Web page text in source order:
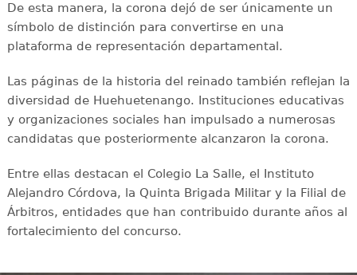
De esta manera, la corona dejó de ser únicamente un
símbolo de distinción para convertirse en una
plataforma de representación departamental.
Las páginas de la historia del reinado también reflejan la
diversidad de Huehuetenango. Instituciones educativas
y organizaciones sociales han impulsado a numerosas
candidatas que posteriormente alcanzaron la corona.
Entre ellas destacan el Colegio La Salle, el Instituto
Alejandro Córdova, la Quinta Brigada Militar y la Filial de
Árbitros, entidades que han contribuido durante años al
fortalecimiento del concurso.